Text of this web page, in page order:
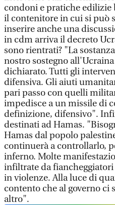
condoni e pratiche edilizie
il contenitore in cui si può
inserire anche una
in cdm arriva il decreto
sono rientrati? "La
nostro sostegno
dichiarato. Tutti gli
difensiva. Gli aiuti
pari passo con quelli
impedisce a un missile di
definizione, difensivo".
destinati ad Hamas.
Hamas dal popolo
continuerà a controllarlo,
inferno. Molte
infiltrate da fiancheggiatori
in violenze. Alla luce di
contento che al governo ci
altro".